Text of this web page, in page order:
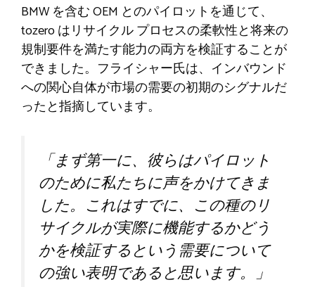
BMW を含む OEM とのパイロットを通じて、
tozero はリサイクル プロセスの柔軟性と将来の
規制要件を満たす能力の両方を検証することが
できました。フライシャー氏は、インバウンド
への関心自体が市場の需要の初期のシグナルだ
ったと指摘しています。
「まず第一に、彼らはパイロット
のために私たちに声をかけてきま
した。これはすでに、この種のリ
サイクルが実際に機能するかどう
かを検証するという需要について
の強い表明であると思います。」